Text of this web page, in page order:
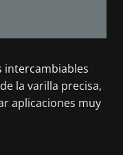
intercambiables
la varilla precisa,
aplicaciones muy